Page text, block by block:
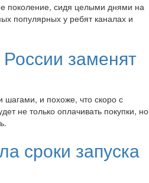
поколение, сидя целыми днями на
популярных у ребят каналах и
заменят
и похоже, что скоро с
не только оплачивать покупки, но
сроки запуска